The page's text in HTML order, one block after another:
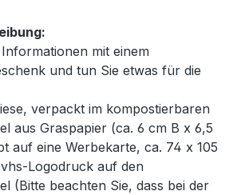
mit einem
und tun Sie etwas für die
verpackt im kompostierbaren
aus Graspapier (ca. 6 cm B x 6,5
auf eine Werbekarte, ca. 74 x 105
Logodruck auf den
(Bitte beachten Sie, dass bei der